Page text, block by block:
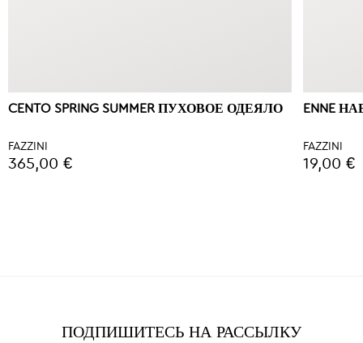
CENTO SPRING SUMMER ПУХОВОЕ ОДЕЯЛО
FAZZINI
365,00 €
ENNE
FAZZINI
19,00 €
ПОДПИШИТЕСЬ НА РАССЫЛКУ